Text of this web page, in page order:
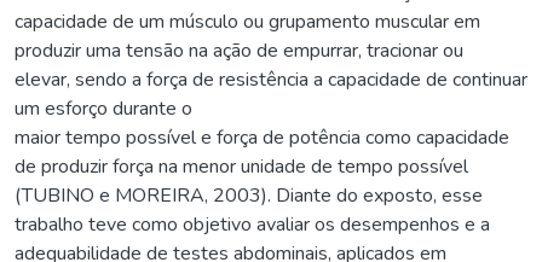
capacidade de um músculo ou grupamento muscular em
produzir uma tensão na ação de empurrar, tracionar ou
elevar, sendo a força de resistência a capacidade de continuar
um esforço durante o
maior tempo possível e força de potência como capacidade
de produzir força na menor unidade de tempo possível
(TUBINO e MOREIRA, 2003). Diante do exposto, esse
trabalho teve como objetivo avaliar os desempenhos e a
adequabilidade de testes abdominais, aplicados em